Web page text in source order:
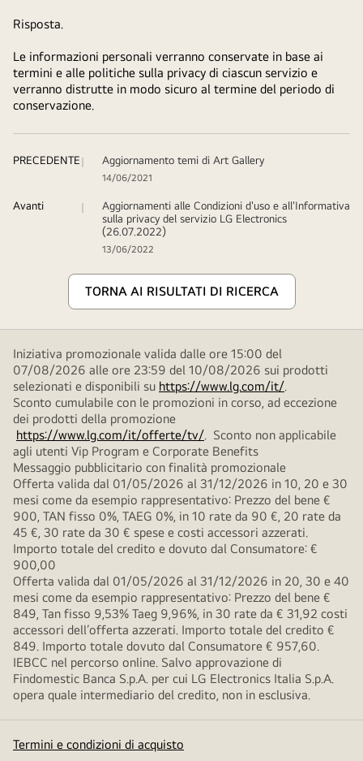
Risposta.
Le informazioni personali verranno conservate in base ai
termini e alle politiche sulla privacy di ciascun servizio e
verranno distrutte in modo sicuro al termine del periodo di
conservazione.
PRECEDENTE Aggiornamento temi di Art Gallery
14/06/2021
Avanti
Aggiornamenti alle Condizioni d'uso e all'Informativa
sulla privacy del servizio LG Electronics
(26.07.2022)
13/06/2022
TORNA AI RISULTATI DI RICERCA
Iniziativa promozionale valida dalle ore 15:00 del
07/08/2026 alle ore 23:59 del 10/08/2026 sui prodotti
selezionati e disponibili su https://www.lg.com/it/.
Sconto cumulabile con le promozioni in corso, ad eccezione
dei prodotti della promozione
https://www.lg.com/it/offerte/tv/. Sconto non applicabile
agli utenti Vip Program e Corporate Benefits
Messaggio pubblicitario con finalità promozionale
Offerta valida dal 01/05/2026 al 31/12/2026 in 10, 20 e 30
mesi come da esempio rappresentativo: Prezzo del bene €
900, TAN fisso 0%, TAEG 0%, in 10 rate da 90 €, 20 rate da
45 €, 30 rate da 30 € spese e costi accessori azzerati.
Importo totale del credito e dovuto dal Consumatore: €
900,00
Offerta valida dal 01/05/2026 al 31/12/2026 in 20, 30 e 40
mesi come da esempio rappresentativo: Prezzo del bene €
849, Tan fisso 9,53% Taeg 9,96%, in 30 rate da € 31,92 costi
accessori dell’offerta azzerati. Importo totale del credito €
849. Importo totale dovuto dal Consumatore € 957,60.
IEBCC nel percorso online. Salvo approvazione di
Findomestic Banca S.p.A. per cui LG Electronics Italia S.p.A.
opera quale intermediario del credito, non in esclusiva.
Termini e condizioni di acquisto